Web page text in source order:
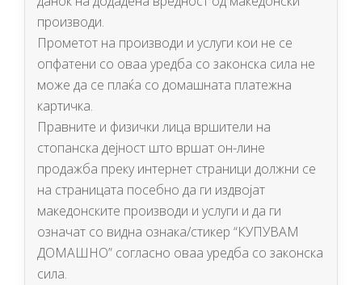
производи.
Прометот на производи и услуги кои не се
опфатени со оваа уредба со законска сила не
може да се плаќа со домашната платежна
картичка.
Правните и физички лица вршители на
стопанска дејност што вршат он-лине
продажба преку интернет страници должни се
на страницата посебно да ги издвојат
македонските производи и услуги и да ги
означат со видна ознака/стикер “КУПУВАМ
ДОМАШНО” согласно оваа уредба со законска
сила.